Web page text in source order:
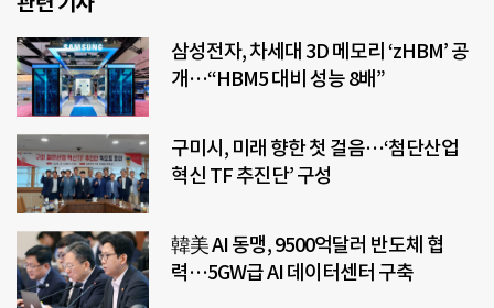
삼성전자, 차세대 3D 메모리 ‘zHBM’ 공
개…“HBM5 대비 성능 8배”
구미시, 미래 향한 첫 걸음…‘첨단산업
혁신 TF 추진단’ 구성
韓美 AI 동맹, 9500억달러 반도체 협
력…5GW급 AI 데이터센터 구축